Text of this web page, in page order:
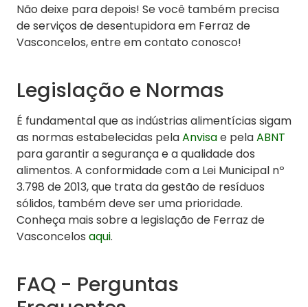
Não deixe para depois! Se você também precisa
de serviços de desentupidora em Ferraz de
Vasconcelos, entre em contato conosco!
Legislação e Normas
É fundamental que as indústrias alimentícias sigam
as normas estabelecidas pelaAnvisae pelaABNT
para garantir a segurança e a qualidade dos
alimentos. A conformidade com a Lei Municipal nº
3.798 de 2013, que trata da gestão de resíduos
sólidos, também deve ser uma prioridade.
Conheça mais sobre a legislação de Ferraz de
Vasconcelos aqui.
FAQ - Perguntas